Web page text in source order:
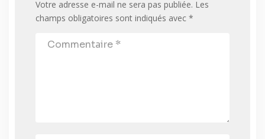
Votre adresse e-mail ne sera pas publiée. Les
champs obligatoires sont indiqués avec *